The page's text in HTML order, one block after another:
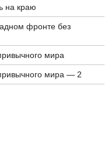
на краю
фронте без
мира
мира — 2